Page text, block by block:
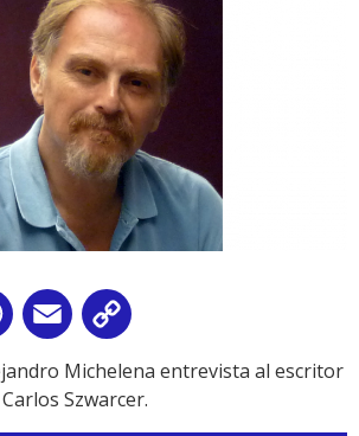
WhatsApp
Email
Link
Michelena entrevista al escritor
Szwarcer.